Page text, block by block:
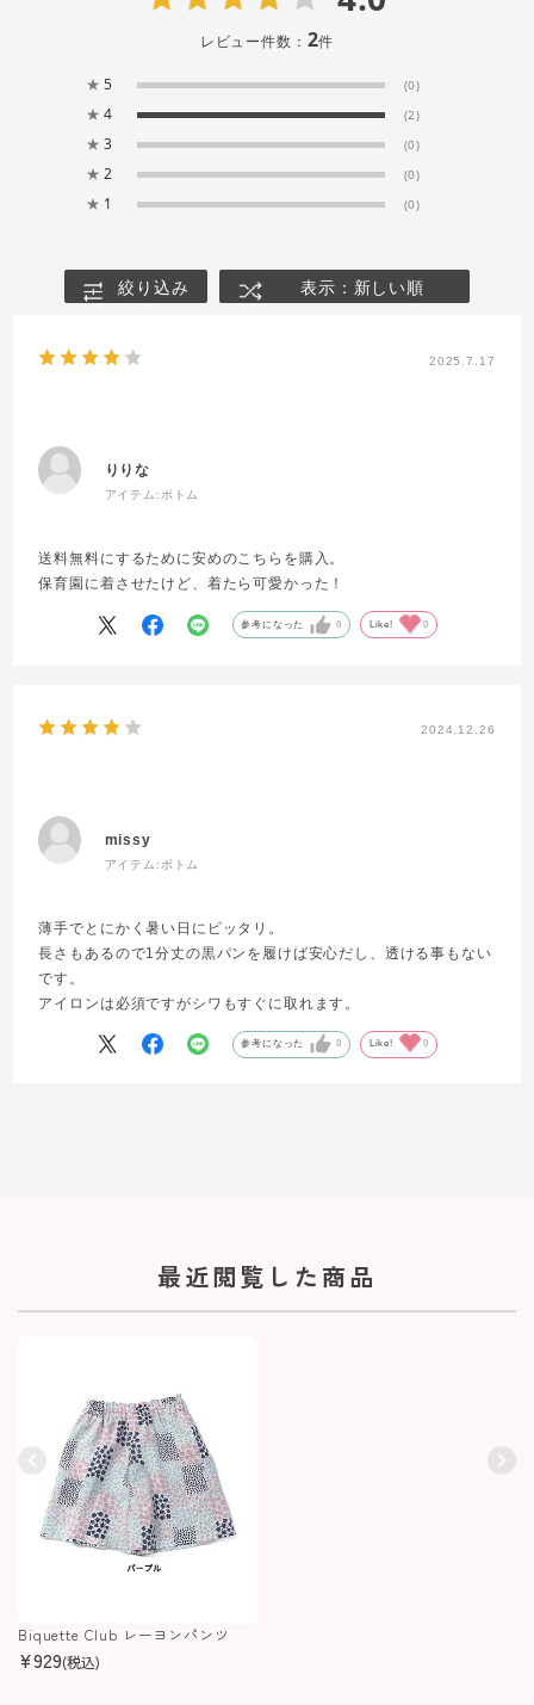
レビュー件数： 2件
★ 5 (0)
★ 4 (2)
★ 3 (0)
★ 2 (0)
★ 1 (0)
絞り込み 表示：新しい順
2025.7.17
りりな
アイテム:ボトム
送料無料にするために安めのこちらを購入。
保育園に着させたけど、着たら可愛かった！
参考になった 0 Like! 0
2024.12.26
missy
アイテム: ボトム
薄手でとにかく暑い日にピッタリ。
長さもあるので1分丈の黒パンを履けば安心だし、透ける事もない
です。
アイロンは必須ですがシワもすぐに取れます。
参考になった 0 Like! 0
最近閲覧した商品
Biquette Club レーヨンパンツ
¥929(税込)